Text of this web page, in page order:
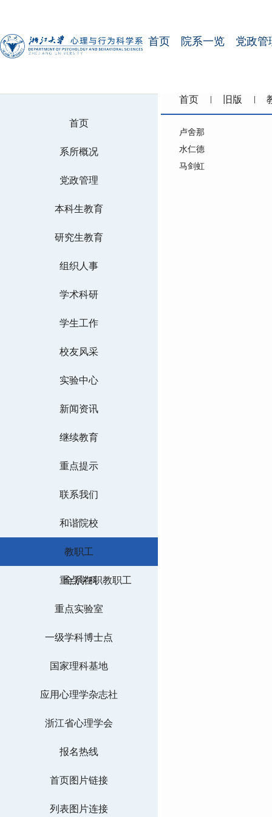
首页 院系一览 党政管
首页
系所概况
党政管理
本科生教育
研究生教育
组织人事
学术科研
学生工作
校友风采
实验中心
新闻资讯
继续教育
重点提示
联系我们
和谐院校
教职工
全系在职教职工
重点学科
重点实验室
一级学科博士点
国家理科基地
应用心理学杂志社
浙江省心理学会
报名热线
首页图片链接
列表图片连接
首页 旧版
卢舍那
水仁德
马剑虹